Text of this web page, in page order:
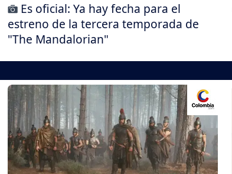
Es oficial: Ya hay fecha para el
estreno de la tercera temporada de
"The Mandalorian"